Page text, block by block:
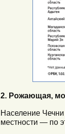
2. Рожающая,
Население
местности — по